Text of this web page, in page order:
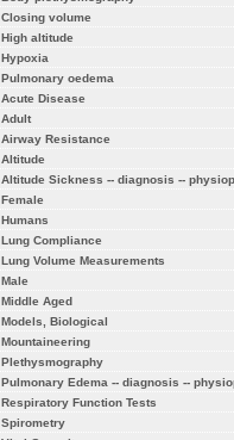
Closing volume
High altitude
Hypoxia
Pulmonary oedema
Acute Disease
Adult
Airway Resistance
Altitude
Altitude Sickness -- diagnosis --
Female
Humans
Lung Compliance
Lung Volume Measurements
Male
Middle Aged
Models, Biological
Mountaineering
Plethysmography
Pulmonary Edema -- diagnosis --
Respiratory Function Tests
Spirometry